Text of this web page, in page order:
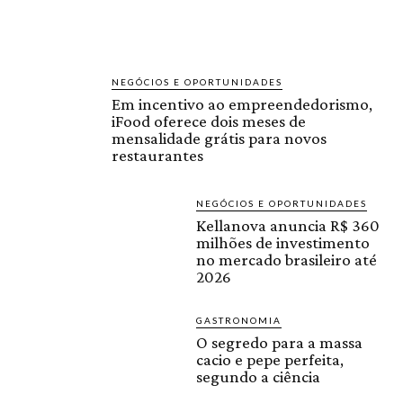
NEGÓCIOS E OPORTUNIDADES
Em incentivo ao empreendedorismo,
iFood oferece dois meses de
mensalidade grátis para novos
restaurantes
NEGÓCIOS E OPORTUNIDADES
Kellanova anuncia R$ 360
milhões de investimento
no mercado brasileiro até
2026
GASTRONOMIA
O segredo para a massa
cacio e pepe perfeita,
segundo a ciência